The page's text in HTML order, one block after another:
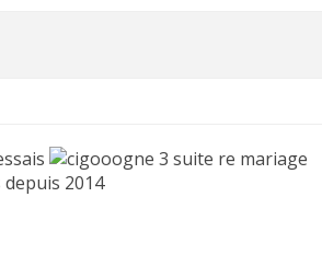
3 suite re mariage
depuis 2014